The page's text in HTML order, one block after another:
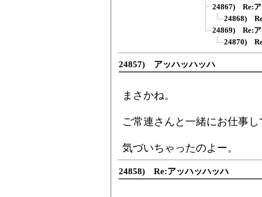
24867) Re:ア
24868)
24869) Re:ア
24870)
24857) アッハッハッハ
まさかね。
ご常連さんと一緒にお仕事
気づいちゃったのよー。
24858) Re:アッハッハッハ